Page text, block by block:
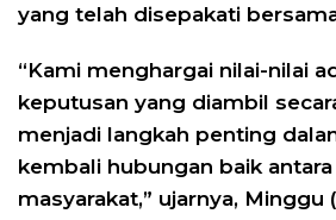
yang telah disepakati
“Kami menghargai nilai-nilai
keputusan yang diambil
menjadi langkah penting
kembali hubungan baik
masyarakat,” ujarnya, Minggu